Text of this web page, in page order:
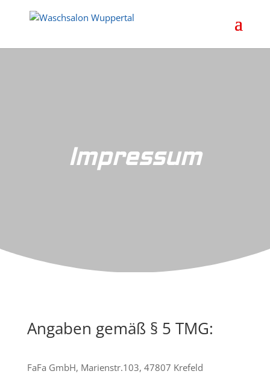
Impressum
Angaben gemäß § 5 TMG:
FaFa GmbH, Marienstr.103, 47807 Krefeld